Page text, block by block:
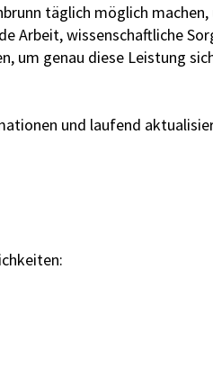
täglich möglich
Arbeit, wissenschaftliche
um genau diese Leistung
und laufend